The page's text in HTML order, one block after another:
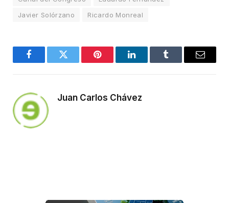
Javier Solórzano
Ricardo Monreal
FacebookTwitter Pinterest LinkedInTumblr Email
Juan Carlos Chávez